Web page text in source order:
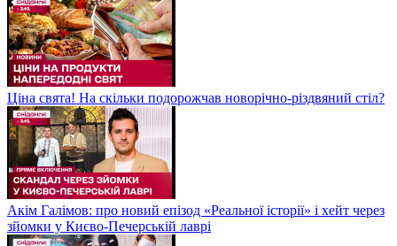
Ціна свята! На скільки подорожчав новорічно-різдвяний стіл?
Акім Галімов: про новий епізод «Реальної історії» і хейт через
зйомки у Києво-Печерській лаврі